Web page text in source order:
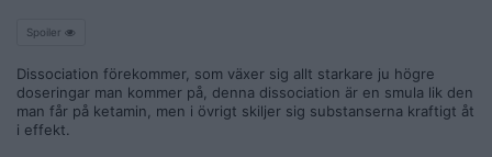
Spoiler
Dissociation förekommer, som växer sig allt starkare ju högre
doseringar man kommer på, denna dissociation är en smula lik den
man får på ketamin, men i övrigt skiljer sig substanserna kraftigt åt
i effekt.